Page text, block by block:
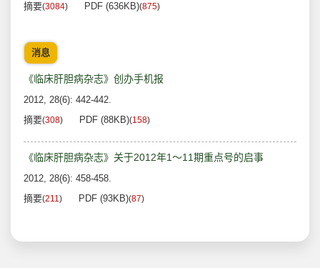
摘要(3084) PDF (636KB)(875)
消息
《临床肝胆病杂志》创办手机报
2012, 28(6): 442-442.
摘要(308) PDF (88KB)(158)
《临床肝胆病杂志》关于2012年1～11期重点号的启事
2012, 28(6): 458-458.
摘要(211) PDF (93KB)(87)